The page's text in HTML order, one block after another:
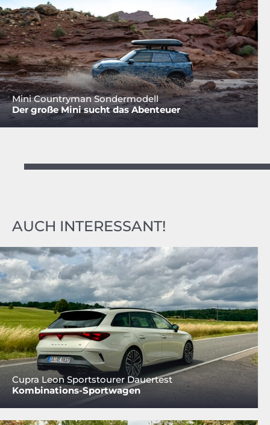
Mini Countryman Sondermodell
Der große Mini sucht das Abenteuer
AUCH INTERESSANT!
Cupra Leon Sportstourer Dauertest
Kombinations-Sportwagen